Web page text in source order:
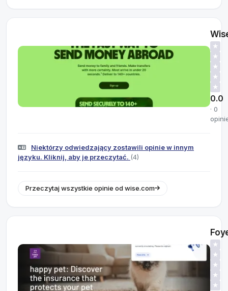
★
★
★
★
★
0.0
· 0
Niektórzy odwiedzający zostawili opinie w innym
języku. Kliknij, aby je przeczytać. (4)
Przeczytaj wszystkie opinie od wise.com
★
★
★
★
★